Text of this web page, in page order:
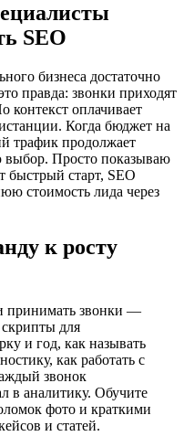
SEO
бизнеса достаточно
правда: звонки приходят
контекст оплачивает
Когда бюджет на
трафик продолжает
выбор. Просто показываю
быстрый старт, SEO
стоимость лида через
к росту
принимать звонки —
для
и год, как называть
как работать с
звонок
в аналитику. Обучите
фото и краткими
и статей.